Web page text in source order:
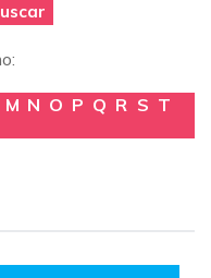
M N O P Q R S T